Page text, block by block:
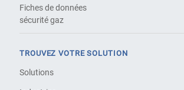
Fiches de données
sécurité gaz
TROUVEZ VOTRE SOLUTION
Solutions